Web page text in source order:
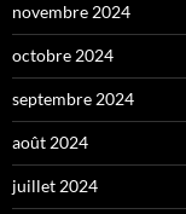
novembre 2024
octobre 2024
septembre 2024
août 2024
juillet 2024